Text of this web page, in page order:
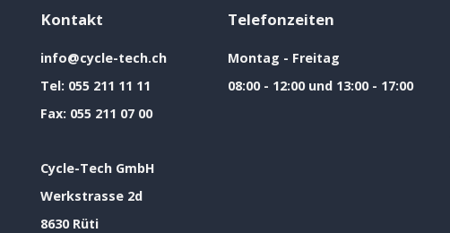
Kontakt
info@cycle-tech.ch
Tel: 055 211 11 11
Fax: 055 211 07 00
Cycle-Tech GmbH
Werkstrasse 2d
8630 Rüti
Telefonzeiten
Montag - Freitag
08:00 - 12:00 und 13:00 - 17:00